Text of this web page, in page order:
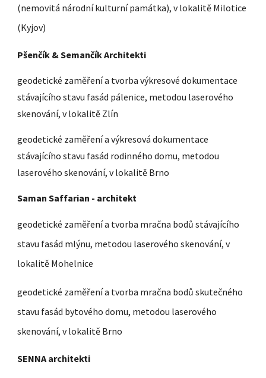
(nemovitá národní kulturní památka), v lokalitě Milotice
(Kyjov)
Pšenčík & Semančík Architekti
geodetické zaměření a tvorba výkresové dokumentace
stávajícího stavu fasád pálenice, metodou laserového
skenování, v lokalitě Zlín
geodetické zaměření a výkresová dokumentace
stávajícího stavu fasád rodinného domu, metodou
laserového skenování, v lokalitě Brno
Saman Saffarian - architekt
geodetické zaměření a tvorba mračna bodů stávajícího
stavu fasád mlýnu, metodou laserového skenování, v
lokalitě Mohelnice
geodetické zaměření a tvorba mračna bodů skutečného
stavu fasád bytového domu, metodou laserového
skenování, v lokalitě Brno
SENNA architekti